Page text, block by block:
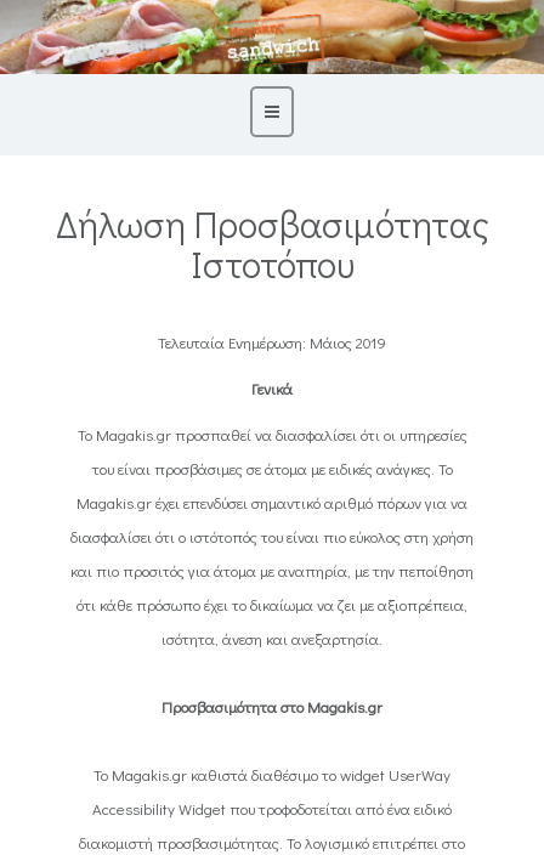
Δήλωση Προσβασιμότητας
Ιστοτόπου
Τελευταία Ενημέρωση: Μάιος 2019
Γενικά
Το Magakis.gr προσπαθεί να διασφαλίσει ότι οι υπηρεσίες
του είναι προσβάσιμες σε άτομα με ειδικές ανάγκες. Το
Magakis.gr έχει επενδύσει σημαντικό αριθμό πόρων για να
διασφαλίσει ότι ο ιστότοπός του είναι πιο εύκολος στη χρήση
και πιο προσιτός για άτομα με αναπηρία, με την πεποίθηση
ότι κάθε πρόσωπο έχει το δικαίωμα να ζει με αξιοπρέπεια,
ισότητα, άνεση και ανεξαρτησία.
Προσβασιμότητα στο Magakis.gr
Το Magakis.gr καθιστά διαθέσιμο το widget UserWay
Accessibility Widget που τροφοδοτείται από ένα ειδικό
διακομιστή προσβασιμότητας. Το λογισμικό επιτρέπει στο